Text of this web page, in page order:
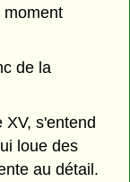
moment
de la
XV, s'entend
loue des
au détail.